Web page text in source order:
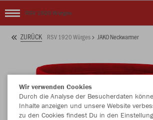
RSV 1920 Würges
ZURÜCK RSV 1920 Würges JAKO Neckwarmer
Wir verwenden Cookies
Durch die Analyse der Besucherdaten
Inhalte anzeigen und unsere Website
zu den Cookies findest Du in den